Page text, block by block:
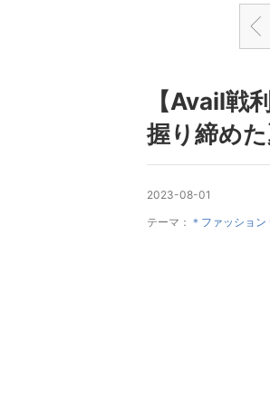
【Avail戦
握り締め
2023-08-01
テーマ： ＊ファッション